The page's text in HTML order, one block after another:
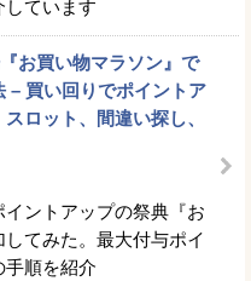
しています
お買い物マラソン』で
– 買い回りでポイントア
ロット、間違い探し、
ントアップの祭典『お
てみた。最大付与ポイ
手順を紹介